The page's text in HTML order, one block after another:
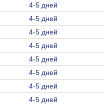
4-5 дней
4-5 дней
4-5 дней
4-5 дней
4-5 дней
4-5 дней
4-5 дней
4-5 дней